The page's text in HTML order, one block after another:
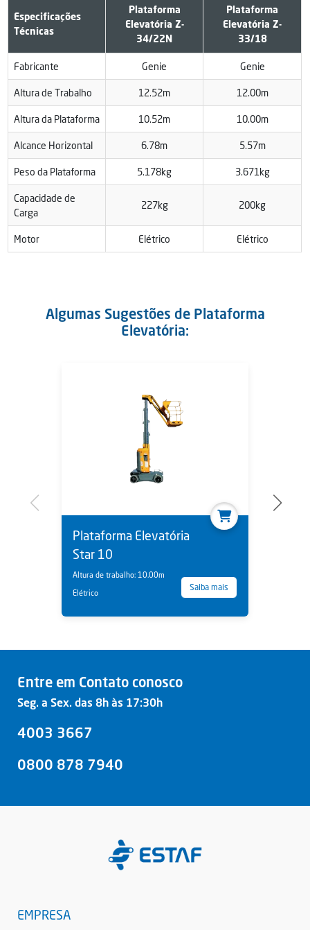
Especificações
Técnicas
Plataforma
Elevatória Z-
34/22N
Plataforma
Elevatória Z-
33/18
Fabricante Genie Genie
Altura de Trabalho 12.52m 12.00m
Altura da Plataforma 10.52m 10.00m
Alcance Horizontal 6.78m 5.57m
Peso da Plataforma 5.178kg 3.671kg
Capacidade de
Carga
227kg 200kg
Motor Elétrico Elétrico
Algumas Sugestões de Plataforma
Elevatória:
Plataforma Elevatória
Star 10
Altura de trabalho: 10.00m
Elétrico
Saiba mais
Entre em Contato conosco
Seg. a Sex. das 8h às 17:30h
4003 3667
0800 878 7940
EMPRESA